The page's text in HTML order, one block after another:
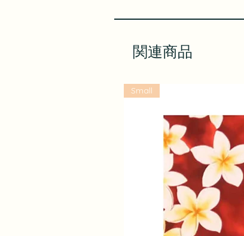
関連商品
Small